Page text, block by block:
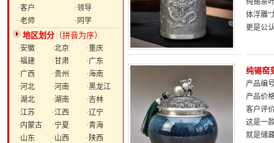
·客户
·领导
·老师
·同学
地区划分 （拼音为序）
·安徽 ·北京
·重庆
·福建
·甘肃
·广东
·广西
·贵州
·海南
·河北
·河南
·黑龙江
·湖北
·湖南
·吉林
·江苏
·江西
·辽宁
·内蒙古
·宁夏
·青海
·山东
·山西
·陕西
纯锡茶
体浮雕“
更是公
纯锡窑
产品编
产品价
客户评
这是一
就是储